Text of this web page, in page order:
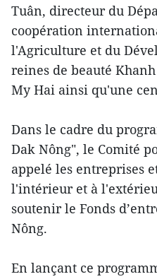
Tuân, directeur du
coopération
l'Agriculture et du
reines de beauté
My Hai ainsi qu'une
Dans le cadre du
Dak Nông", le Comité
appelé les entreprises
l'intérieur et à
soutenir le Fonds
Nông.
En lançant ce